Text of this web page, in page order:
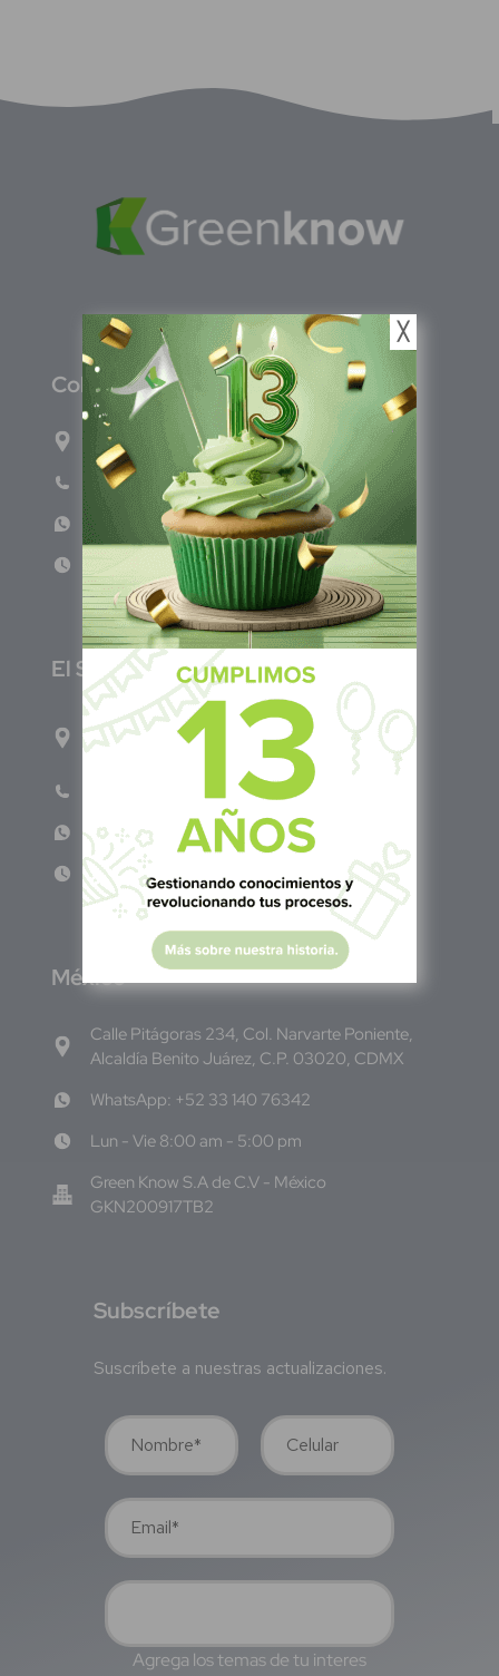
Colombia
Carrera 47A #95-56 oficina 305.
Teléfono: (601) 757 0706
WhatsApp: +57 317 465 1554
Lun - Vie 8:00am - 5:00pm
El Salvador
1ro Cll Pte, y 61 Av Nte, #3206, Local 9, San
Salvador Centro
Teléfono: +503 6986 1402
WhatsApp: +503 7687 3923
Lun - Vie 8:00am - 5:00pm
México
Calle Pitágoras 234, Col. Narvarte Poniente,
Alcaldía Benito Juárez, C.P. 03020, CDMX
WhatsApp: +52 33 140 76342
Lun - Vie 8:00 am - 5:00 pm
Green Know S.A de C.V - México
GKN200917TB2
Subscríbete
Suscríbete a nuestras actualizaciones.
Agrega los temas de tu interes
╳